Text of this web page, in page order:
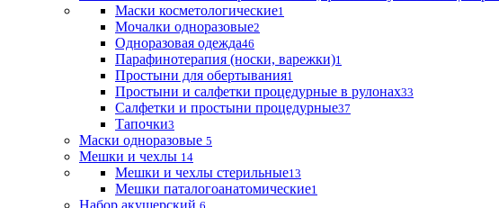
Маски косметологические1
Мочалки одноразовые2
Одноразовая одежда46
Парафинотерапия (носки, варежки)1
Простыни для обертывания1
Простыни и салфетки процедурные в рулонах33
Салфетки и простыни процедурные37
Тапочки3
Маски одноразовые 5
Мешки и чехлы 14
Мешки и чехлы стерильные13
Мешки паталогоанатомические1
Набор акушерский